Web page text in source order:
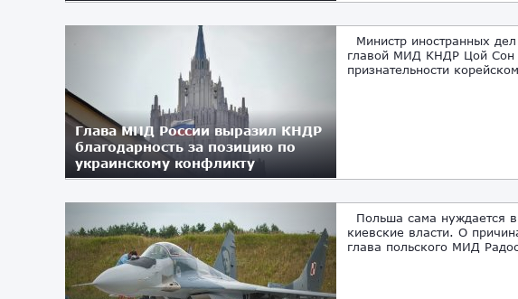
Глава МИД России выразил КНДР
благодарность за позицию по
украинскому конфликту
Министр иностранных
главой МИД КНДР Цой Сон
признательности
Польша сама нуждается
киевские власти. О
глава польского МИД